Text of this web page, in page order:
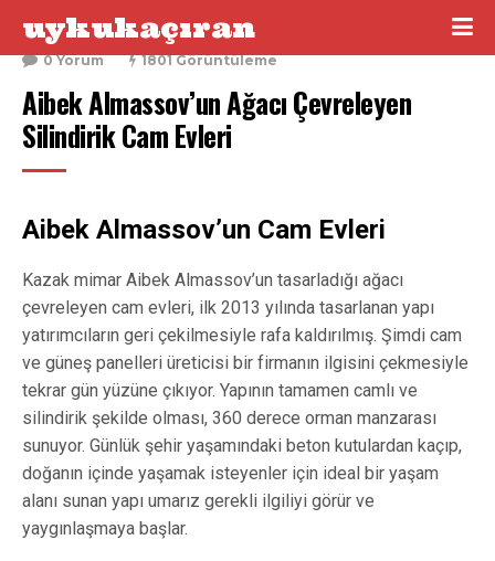
uykukaçıran
26 Mart 2016
0 Yorum
1801 Görüntüleme
Aibek Almassov’un Ağacı Çevreleyen
Silindirik Cam Evleri
Aibek Almassov’un Cam Evleri
Kazak mimar Aibek Almassov’un tasarladığı ağacı
çevreleyen cam evleri, ilk 2013 yılında tasarlanan yapı
yatırımcıların geri çekilmesiyle rafa kaldırılmış. Şimdi cam
ve güneş panelleri üreticisi bir firmanın ilgisini çekmesiyle
tekrar gün yüzüne çıkıyor. Yapının tamamen camlı ve
silindirik şekilde olması, 360 derece orman manzarası
sunuyor. Günlük şehir yaşamındaki beton kutulardan kaçıp,
doğanın içinde yaşamak isteyenler için ideal bir yaşam
alanı sunan yapı umarız gerekli ilgiliyi görür ve
yaygınlaşmaya başlar.